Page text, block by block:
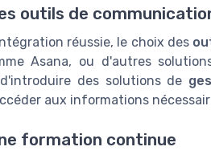
outils de
réussie, le choix des
Asana, ou d'autres
des solutions de
aux informations
formation continue